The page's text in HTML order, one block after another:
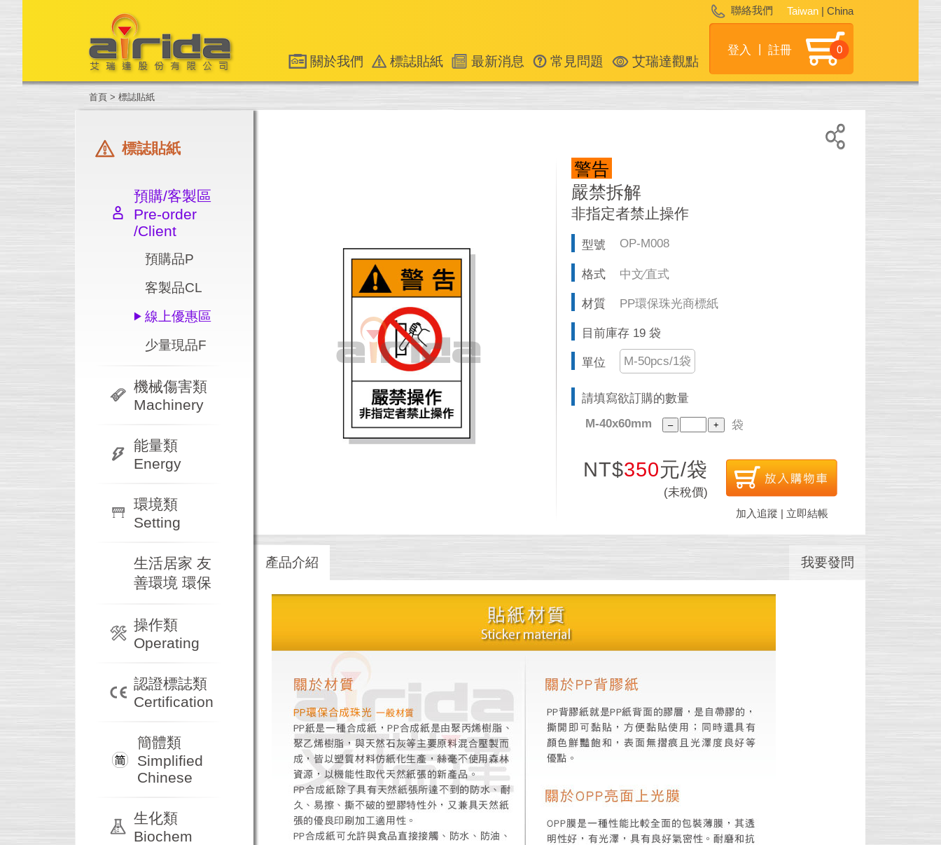
聯絡我們 Taiwan | China
關於我們 標誌貼紙 最新消息 常見問題 艾瑞達觀點
登入 | 註冊
首頁 > 標誌貼紙
標誌貼紙
預購/客製區
Pre-order
/Client
預購品P
客製品CL
線上優惠區
少量現品F
機械傷害類
Machinery
能量類
Energy
環境類
Setting
生活居家 友
善環境 環保
操作類
Operating
認證標誌類
Certification
簡體類
Simplified
Chinese
生化類
Biochem
警告
嚴禁拆解
非指定者禁止操作
型號 OP-M008
格式 中文∕直式
材質 PP環保珠光商標紙
目前庫存 19 袋
單位 M-50pcs/1袋
請填寫欲訂購的數量
M-40x60mm
袋
NT$350元/袋
(未稅價)
加入追蹤 | 立即結帳
產品介紹 我要發問